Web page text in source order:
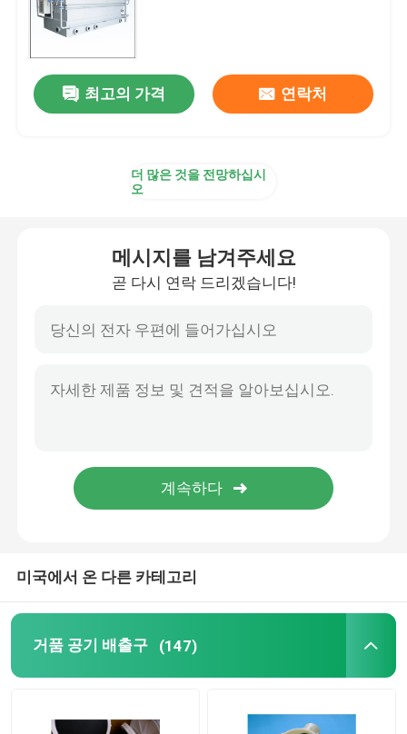
슬러지 탈수기
고상액 분리대
물 처리 충전기
멤브레인 바이오리액터
스태틱 믹서
최고의 가격 연락처
더 많은 것을 전망하십시
오
메시지를 남겨주세요
곧 다시 연락 드리겠습니다!
미국에서 온 다른 카테고리
거품 공기 배출구 (147)